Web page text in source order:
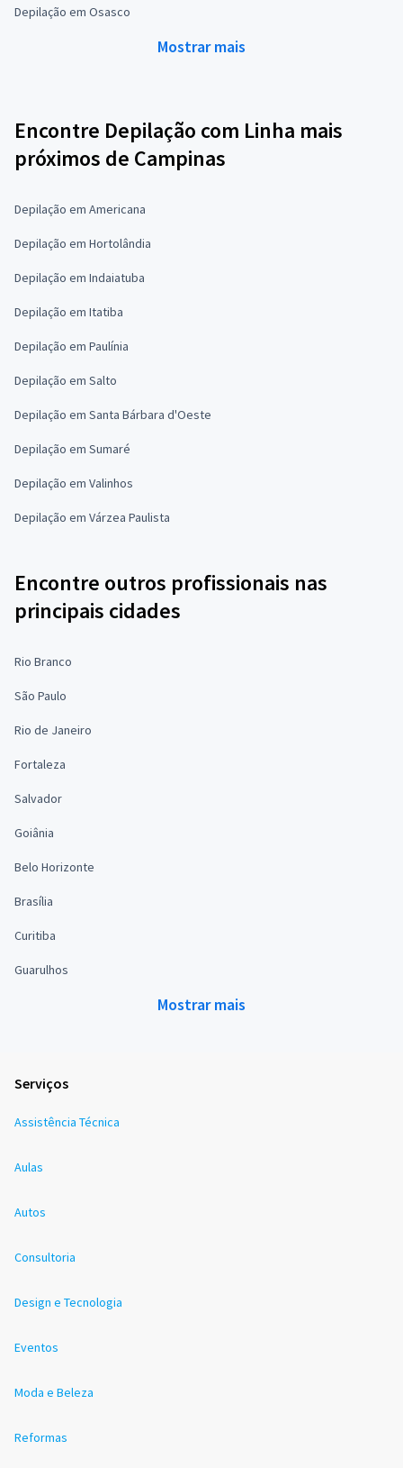
Depilação em Osasco
Mostrar mais
Encontre Depilação com Linha mais
próximos de Campinas
Depilação em Americana
Depilação em Hortolândia
Depilação em Indaiatuba
Depilação em Itatiba
Depilação em Paulínia
Depilação em Salto
Depilação em Santa Bárbara d'Oeste
Depilação em Sumaré
Depilação em Valinhos
Depilação em Várzea Paulista
Encontre outros profissionais nas
principais cidades
Rio Branco
São Paulo
Rio de Janeiro
Fortaleza
Salvador
Goiânia
Belo Horizonte
Brasília
Curitiba
Guarulhos
Mostrar mais
Serviços
Assistência Técnica
Aulas
Autos
Consultoria
Design e Tecnologia
Eventos
Moda e Beleza
Reformas